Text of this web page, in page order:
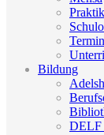
Bildung
DELF